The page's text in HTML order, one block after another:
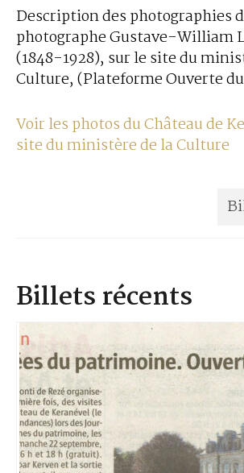
Description des photographies
photographe Gustave-William
(1848-1928), sur le site du
Culture, (Plateforme Ouverte
Voir les photos du Château de
site du ministère de la Culture
Billets récents